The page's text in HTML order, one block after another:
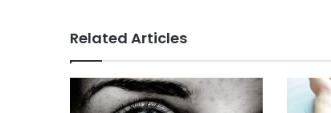
Related Articles